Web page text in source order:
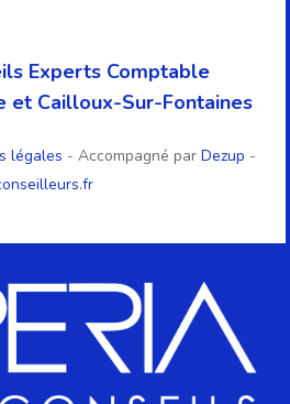
Experts Comptable
et Cailloux-Sur-Fontaines
légales - Accompagné par Dezup -